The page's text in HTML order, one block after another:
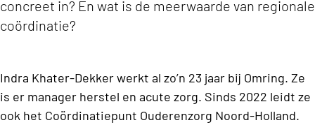
concreet in? En wat is de meerwaarde van regionale
coördinatie?
Indra Khater-Dekker werkt al zo’n 23 jaar bij Omring. Ze
is er manager herstel en acute zorg. Sinds 2022 leidt ze
ook het Coördinatiepunt Ouderenzorg Noord-Holland.